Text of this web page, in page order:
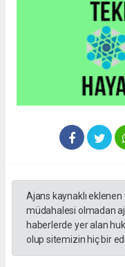
Ajans kaynaklı
müdahalesi olmadan
haberlerde yer alan
olup sitemizin hiç bir